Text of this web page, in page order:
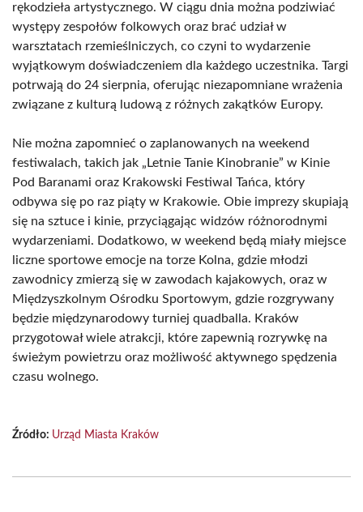
rękodzieła artystycznego. W ciągu dnia można podziwiać
występy zespołów folkowych oraz brać udział w
warsztatach rzemieślniczych, co czyni to wydarzenie
wyjątkowym doświadczeniem dla każdego uczestnika. Targi
potrwają do 24 sierpnia, oferując niezapomniane wrażenia
związane z kulturą ludową z różnych zakątków Europy.
Nie można zapomnieć o zaplanowanych na weekend
festiwalach, takich jak „Letnie Tanie Kinobranie” w Kinie
Pod Baranami oraz Krakowski Festiwal Tańca, który
odbywa się po raz piąty w Krakowie. Obie imprezy skupiają
się na sztuce i kinie, przyciągając widzów różnorodnymi
wydarzeniami. Dodatkowo, w weekend będą miały miejsce
liczne sportowe emocje na torze Kolna, gdzie młodzi
zawodnicy zmierzą się w zawodach kajakowych, oraz w
Międzyszkolnym Ośrodku Sportowym, gdzie rozgrywany
będzie międzynarodowy turniej quadballa. Kraków
przygotował wiele atrakcji, które zapewnią rozrywkę na
świeżym powietrzu oraz możliwość aktywnego spędzenia
czasu wolnego.
Źródło: Urząd Miasta Kraków